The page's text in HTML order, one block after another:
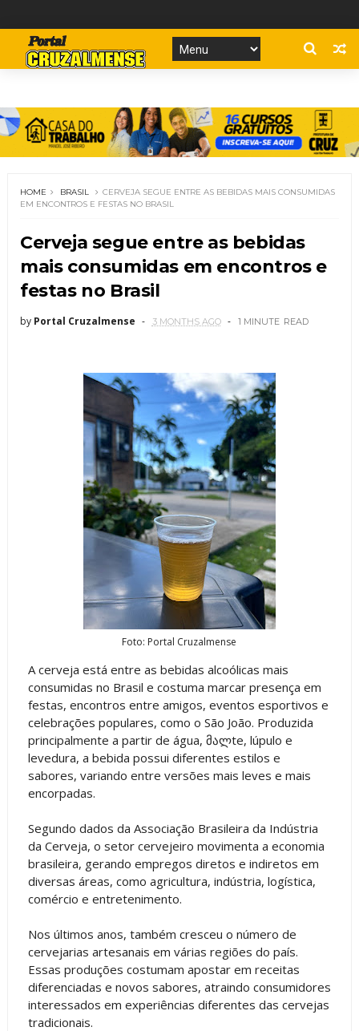
HOME BRASIL
CERVEJA SEGUE ENTRE AS BEBIDAS MAIS CONSUMIDAS
EM ENCONTROS E FESTAS NO BRASIL
Cerveja segue entre as bebidas
mais consumidas em encontros e
festas no Brasil
by Portal Cruzalmense 3 MONTHS AGO 1 MINUTE READ
Foto: Portal Cruzalmense
A cerveja está entre as bebidas alcoólicas mais
consumidas no Brasil e costuma marcar presença em
festas, encontros entre amigos, eventos esportivos e
celebrações populares, como o São João. Produzida
principalmente a partir de água, მალte, lúpulo e
levedura, a bebida possui diferentes estilos e
sabores, variando entre versões mais leves e mais
encorpadas.
Segundo dados da Associação Brasileira da Indústria
da Cerveja, o setor cervejeiro movimenta a economia
brasileira, gerando empregos diretos e indiretos em
diversas áreas, como agricultura, indústria, logística,
comércio e entretenimento.
Nos últimos anos, também cresceu o número de
cervejarias artesanais em várias regiões do país.
Essas produções costumam apostar em receitas
diferenciadas e novos sabores, atraindo consumidores
interessados em experiências diferentes das cervejas
tradicionais.